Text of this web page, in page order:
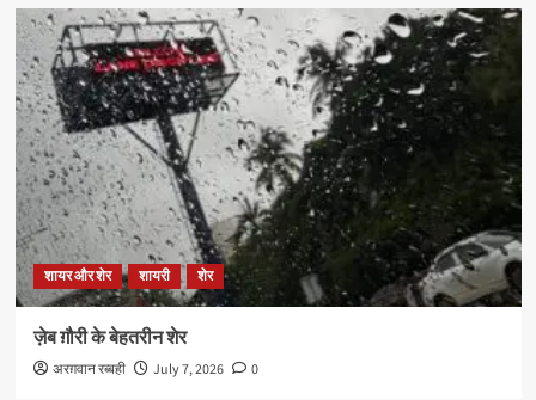
शायर और शेर शायरी शेर
ज़ेब ग़ौरी के बेहतरीन शेर
अरग़वान रब्बही July 7, 2026 0